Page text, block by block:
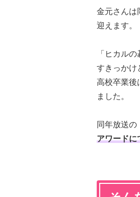
金元さんは
迎えます。
「ヒカル
すきっかけ
高校卒業後
ました。
同年放送
アワードに